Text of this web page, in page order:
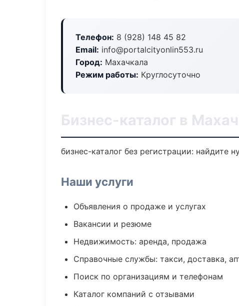
Телефон: 8 (928) 148 45 82
Email: info@portalcityonlin553.ru
Город: Махачкала
Режим работы: Круглосуточно
Бизнес-каталог в
бизнес-каталог без регистрации: найдите
Наши услуги
Объявления о продаже и услугах
Вакансии и резюме
Недвижимость: аренда, продажа
Справочные службы: такси, доставка,
Поиск по организациям и телефонам
Каталог компаний с отзывами